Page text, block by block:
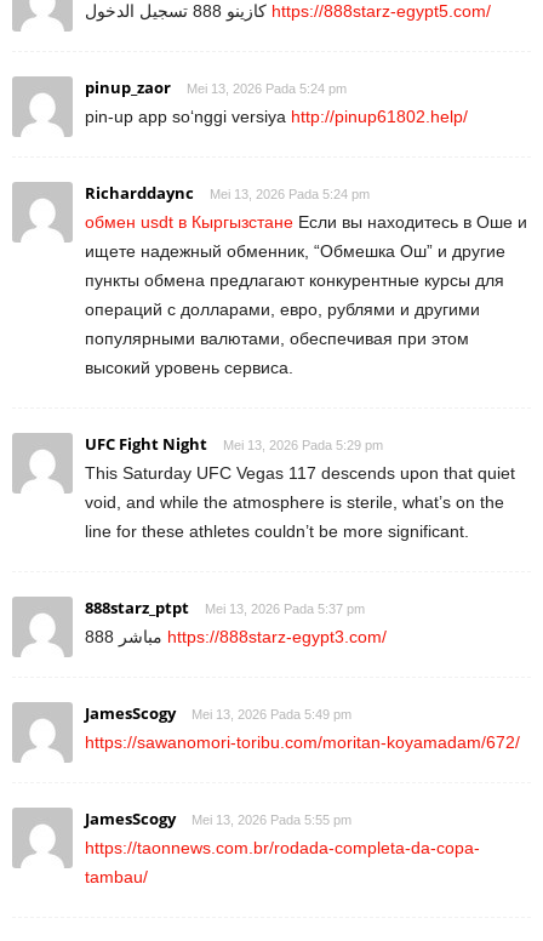
https://888starz-egypt5.com/
pinup_zaor Mei 13, 2026 Pada 5:24 pm
pin-up app so‘nggi versiya http://pinup61802.help/
Richarddaync Mei 13, 2026 Pada 5:24 pm
обмен usdt в Кыргызстане Если вы находитесь в Оше и
ищете надежный обменник, “Обмешка Ош” и другие
пункты обмена предлагают конкурентные курсы для
операций с долларами, евро, рублями и другими
популярными валютами, обеспечивая при этом
высокий уровень сервиса.
UFC Fight Night Mei 13, 2026 Pada 5:29 pm
This Saturday UFC Vegas 117 descends upon that quiet
void, and while the atmosphere is sterile, what’s on the
line for these athletes couldn’t be more significant.
888starz_ptpt Mei 13, 2026 Pada 5:37 pm
https://888starz-egypt3.com/
JamesScogy Mei 13, 2026 Pada 5:49 pm
https://sawanomori-toribu.com/moritan-koyamadam/672/
JamesScogy Mei 13, 2026 Pada 5:55 pm
https://taonnews.com.br/rodada-completa-da-copa-
tambau/